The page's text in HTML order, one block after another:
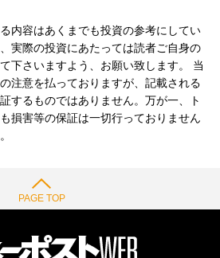
内容はあくまでも投資の参考にしてい
実際の投資にあたっては読者ご自身の
下さいますよう、お願い致します。 当
注意を払っておりますが、記載される
するものではありません。万が一、ト
損害等の保証は一切行っておりません
PAGE TOP